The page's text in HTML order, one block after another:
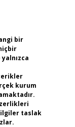
bir
kurum
taslak